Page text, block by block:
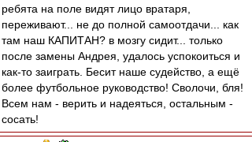
ребята на поле видят лицо вратаря,
переживают... не до полной самоотдачи... как
там наш КАПИТАН? в мозгу сидит... только
после замены Андрея, удалось успокоиться и
как-то заиграть. Бесит наше судейство, а ещё
более футбольное руководство! Сволочи, бля!
Всем нам - верить и надеяться, остальным -
сосать!